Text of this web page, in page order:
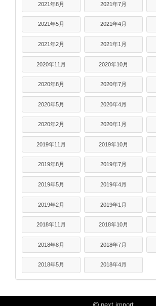
2021年8月 2021年7月
2021年5月 2021年4月
2021年2月 2021年1月
2020年11月 2020年10月
2020年8月 2020年7月
2020年5月 2020年4月
2020年2月 2020年1月
2019年11月 2019年10月
2019年8月 2019年7月
2019年5月 2019年4月
2019年2月 2019年1月
2018年11月 2018年10月
2018年8月 2018年7月
2018年5月 2018年4月